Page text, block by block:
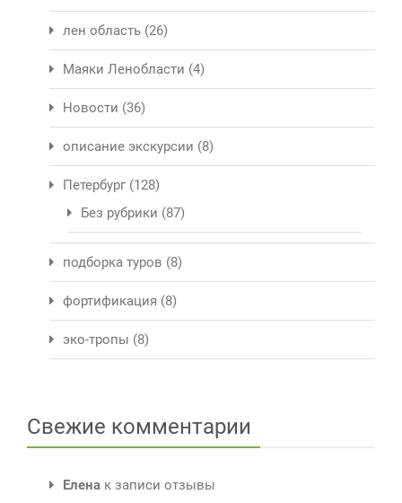
лен область (26)
Маяки Ленобласти (4)
Новости (36)
описание экскурсии (8)
Петербург (128)
Без рубрики (87)
подборка туров (8)
фортификация (8)
эко-тропы (8)
Свежие комментарии
Елена к записи отзывы